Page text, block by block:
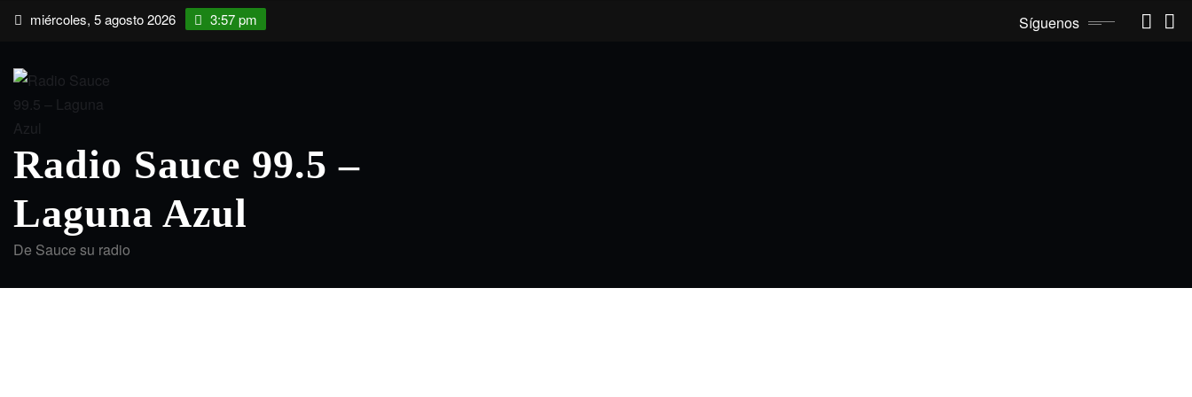
Saltar miércoles, 5 agosto 2026 3:57 pm Síguenos
Radio Sauce 99.5 –
Laguna Azul
De Sauce su radio